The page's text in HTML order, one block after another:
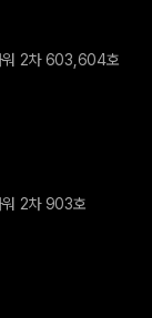
워 2차 603,604호
워 2차 903호